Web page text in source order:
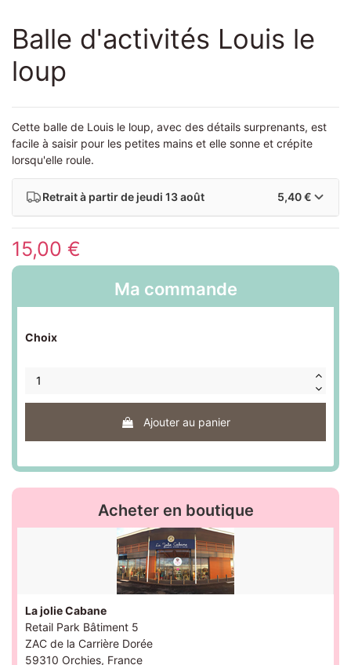
Balle d'activités Louis le
loup
Cette balle de Louis le loup, avec des détails surprenants, est
facile à saisir pour les petites mains et elle sonne et crépite
lorsqu'elle roule.
Retrait à partir dejeudi 13 août 5,40 €
15,00 €
Ma commande
Choix
Ajouter au panier
Acheter en boutique
La jolie Cabane
Retail Park Bâtiment 5
ZAC de la Carrière Dorée
59310 Orchies, France